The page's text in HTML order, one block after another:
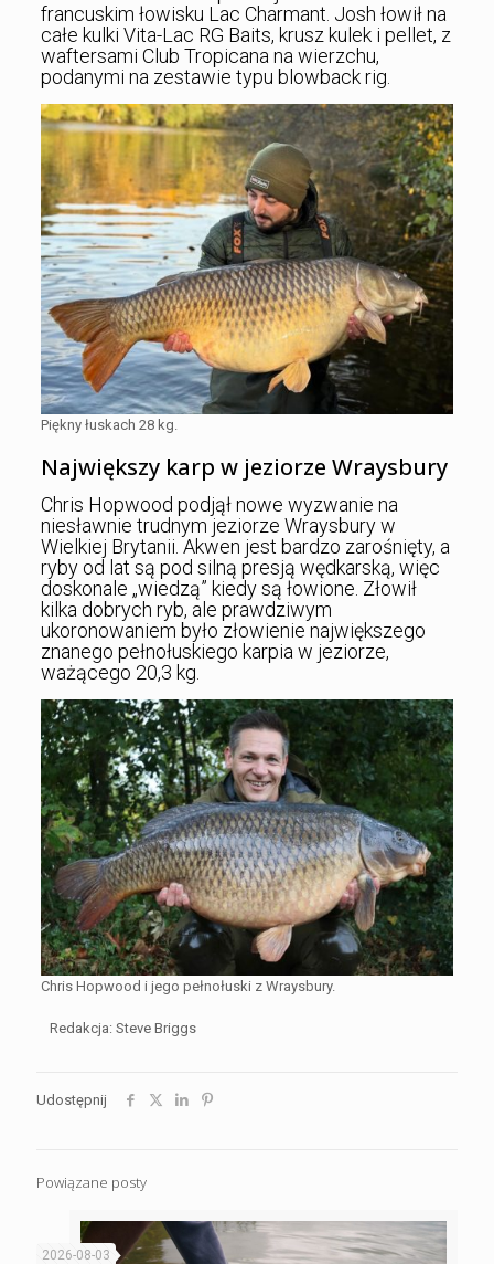
francuskim łowisku Lac Charmant. Josh łowił na
całe kulki Vita-Lac RG Baits, krusz kulek i pellet, z
waftersami Club Tropicana na wierzchu,
podanymi na zestawie typu blowback rig.
Piękny łuskach 28 kg.
Największy karp w jeziorze Wraysbury
Chris Hopwood podjął nowe wyzwanie na
niesławnie trudnym jeziorze Wraysbury w
Wielkiej Brytanii. Akwen jest bardzo zarośnięty, a
ryby od lat są pod silną presją wędkarską, więc
doskonale „wiedzą” kiedy są łowione. Złowił
kilka dobrych ryb, ale prawdziwym
ukoronowaniem było złowienie największego
znanego pełnołuskiego karpia w jeziorze,
ważącego 20,3 kg.
Chris Hopwood i jego pełnołuski z Wraysbury.
Redakcja: Steve Briggs
Udostępnij
Powiązane posty
2026-08-03